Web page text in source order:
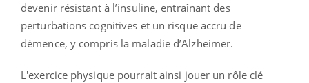
devenir résistant à l’insuline, entraînant des
perturbations cognitives et un risque accru de
démence, y compris la maladie d’Alzheimer.
L'exercice physique pourrait ainsi jouer un rôle clé